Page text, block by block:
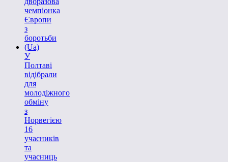
чемпіонка
Європи
з
боротьби
(Ua)
У
Полтаві
відібрали
для
молодіжного
обміну
з
Норвегією
16
учасників
та
учасниць